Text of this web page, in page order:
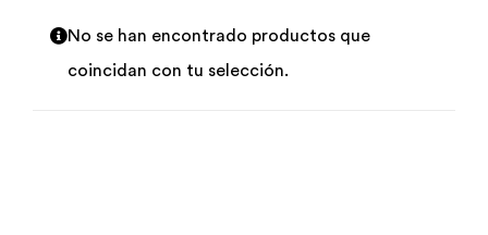
No se han encontrado productos que
coincidan con tu selección.